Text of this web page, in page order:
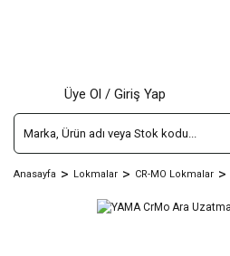
Üye Ol / Giriş Yap
Anasayfa Lokmalar CR-MO Lokmalar